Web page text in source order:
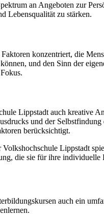
an Angeboten zur
Lebensqualität zu stärken.
konzentriert, die
und den Sinn der
Lippstadt auch kreative
und der
berücksichtigt.
Lippstadt
die sie für ihre
auch ein